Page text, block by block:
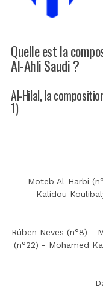
Quelle est la
Al-Ahli Saudi ?
Al-Hilal, la
1)
Moteb Al-Harbi
Kalidou
Rúben Neves (n°8) -
(n°22) - Mohamed